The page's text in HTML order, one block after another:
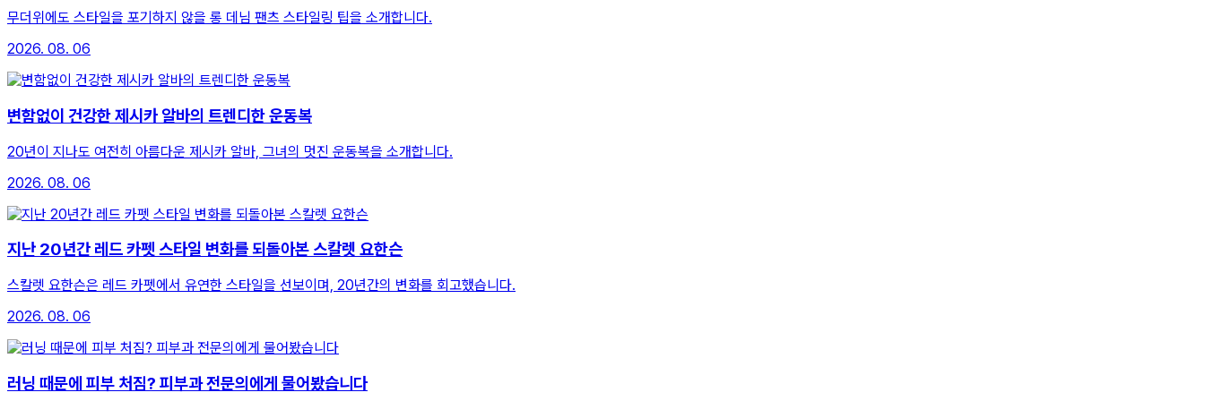
무더위에도 스타일을 포기하지 않을 롱 데님 팬츠 스타일링 팁을 소개합니다.
2026. 08. 06
변함없이 건강한 제시카 알바의 트렌디한 운동복
20년이 지나도 여전히 아름다운 제시카 알바, 그녀의 멋진 운동복을 소개합니다.
2026. 08. 06
지난 20년간 레드 카펫 스타일 변화를 되돌아본 스칼렛 요한슨
스칼렛 요한슨은 레드 카펫에서 유연한 스타일을 선보이며, 20년간의 변화를 회고했습니다.
2026. 08. 06
러닝 때문에 피부 처짐? 피부과 전문의에게 물어봤습니다